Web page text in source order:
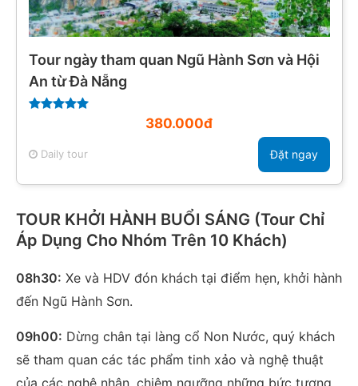
Tour ngày tham quan Ngũ Hành Sơn và Hội
An từ Đà Nẵng
380.000đ
Daily tour Đặt ngay
TOUR KHỞI HÀNH BUỔI SÁNG (Tour Chỉ
Áp Dụng Cho Nhóm Trên 10 Khách)
08h30: Xe và HDV đón khách tại điểm hẹn, khởi hành
đến Ngũ Hành Sơn.
09h00: Dừng chân tại làng cổ Non Nước, quý khách
sẽ tham quan các tác phẩm tinh xảo và nghệ thuật
của các nghệ nhân, chiêm ngưỡng những bức tượng